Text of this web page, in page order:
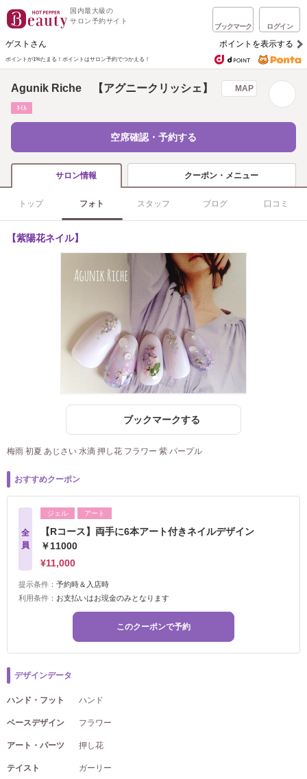
国内最大級の
サロン予約サイト
ブックマーク ログイン
ゲストさん ポイントを表示する
ポイントが1%たまる！ ポイントはサロン予約でつかえる！
Agunik Riche 【アグニークリッシェ】 MAP
ﾈｲﾙ
空席確認・予約する
サロン情報 クーポン・メニュー
トップ フォト スタッフ ブログ 口コミ
【紫陽花ネイル】
ブックマークする
梅雨 初夏 あじさい 水滴 押し花 フラワー 紫 パープル
おすすめクーポン
全
員
ジェル アート
【Rコース】両手に6本アート付きネイルデザイン
￥11000
¥11,000
提示条件： 予約時＆入店時
利用条件： お支払いはお現金のみとなります
このクーポンで予約
デザインデータ
ハンド・フット ハンド
ベースデザイン フラワー
アート・パーツ 押し花
テイスト ガーリー